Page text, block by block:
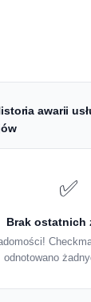
awarii
✅
Brak ostatnich
odnotowano